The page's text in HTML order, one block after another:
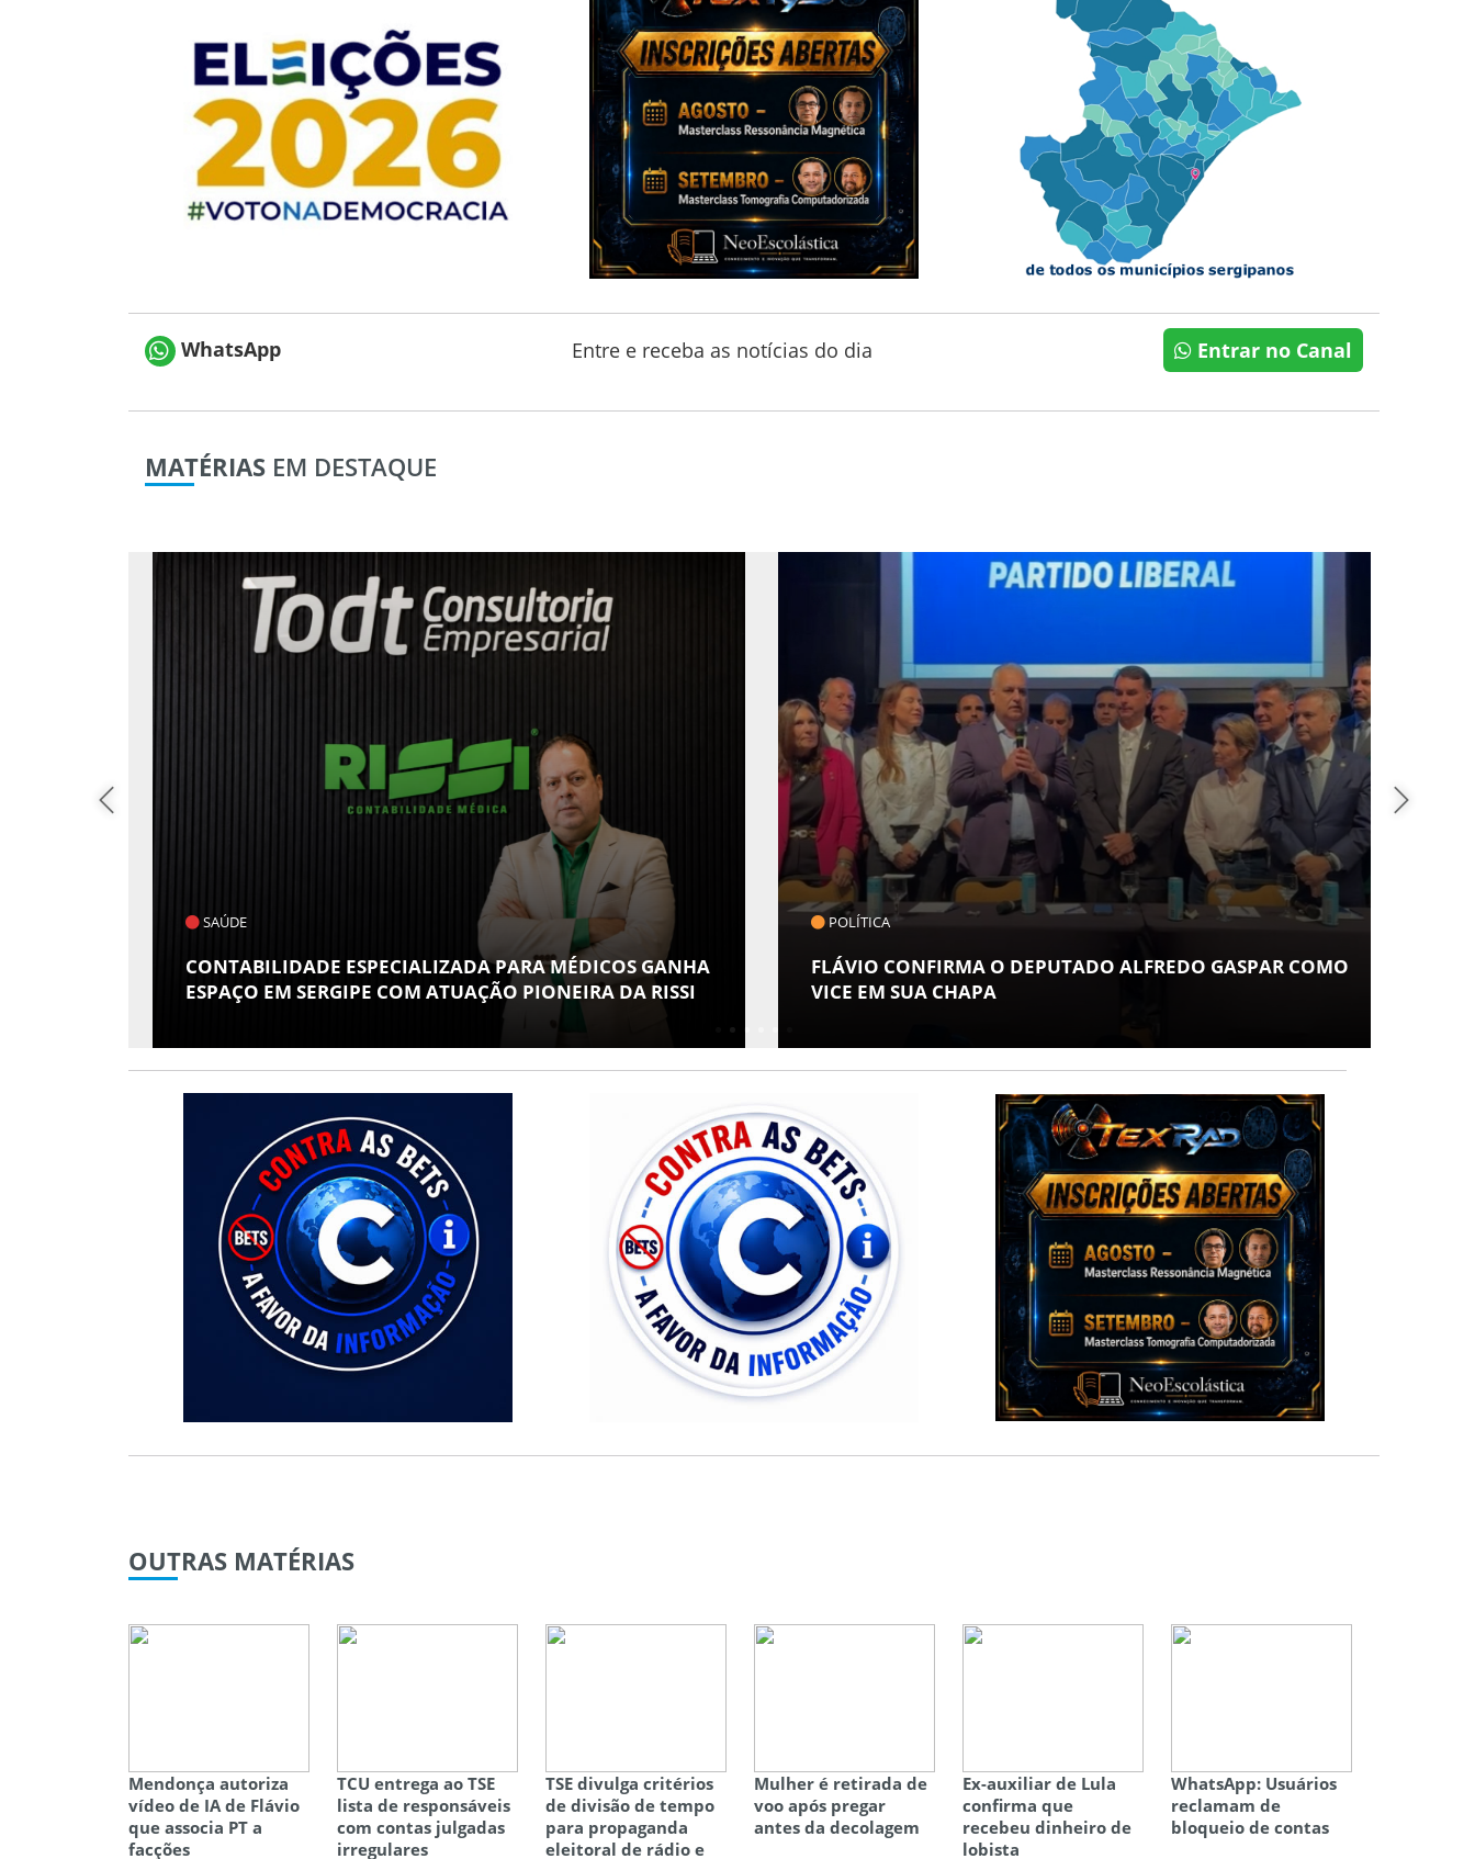
WhatsApp Entre e receba as notícias do dia Entrar no Canal
MATÉRIAS EM DESTAQUE
SAÚDE
CONTABILIDADE ESPECIALIZADA PARA MÉDICOS GANHA
ESPAÇO EM SERGIPE COM ATUAÇÃO PIONEIRA DA RISSI
POLÍTICA
FLÁVIO CONFIRMA O DEPUTADO ALFREDO GASPAR COMO
VICE EM SUA CHAPA
OUTRAS MATÉRIAS
Mendonça autoriza
vídeo de IA de Flávio
que associa PT a
facções
TCU entrega ao TSE
lista de responsáveis
com contas julgadas
irregulares
TSE divulga critérios
de divisão de tempo
para propaganda
eleitoral de rádio e
Mulher é retirada de
voo após pregar
antes da decolagem
Ex-auxiliar de Lula
confirma que
recebeu dinheiro de
lobista
WhatsApp: Usuários
reclamam de
bloqueio de contas